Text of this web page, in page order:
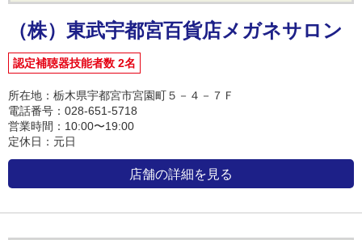
（株）東武宇都宮百貨店メガネサロン
認定補聴器技能者数 2名
所在地：栃木県宇都宮市宮園町５－４－７Ｆ
電話番号：028-651-5718
営業時間：10:00〜19:00
定休日：元日
店舗の詳細を見る